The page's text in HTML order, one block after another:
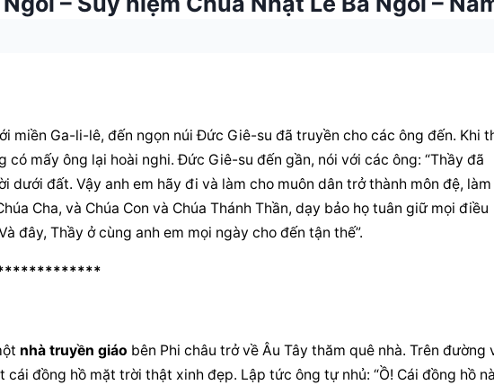
miền Ga-li-lê, đến ngọn núi Đức Giê-su đã truyền cho các ông đến. Khi
có mấy ông lại hoài nghi. Đức Giê-su đến gần, nói với các ông: “Thầy đã
dưới đất. Vậy anh em hãy đi và làm cho muôn dân trở thành môn đệ, làm
Cha, và Chúa Con và Chúa Thánh Thần, dạy bảo họ tuân giữ mọi điều
đây, Thầy ở cùng anh em mọi ngày cho đến tận thế”.
nhà truyền giáo bên Phi châu trở về Âu Tây thăm quê nhà. Trên đường
đồng hồ mặt trời thật xinh đẹp. Lập tức ông tự nhủ: “Ồ! Cái đồng hồ